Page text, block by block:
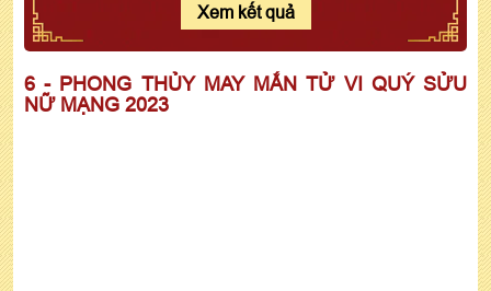
Xem kết quả
6 - PHONG THỦY MAY MẮN TỬ VI QUÝ SỬU
NỮ MẠNG 2023